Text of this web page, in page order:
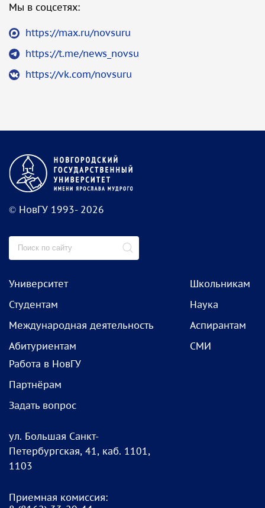
Мы в соцсетях:
https://max.ru/novsuru
https://t.me/news_novsu
https://vk.com/novsuru
© НовГУ 1993- 2026
Университет
Студентам
Международная деятельность
Абитуриентам
Школьникам
Наука
Аспирантам
СМИ
Работа в НовГУ
Партнёрам
Задать вопрос
ул. Большая Санкт-
Петербургская, 41, каб. 1101,
1103
Приемная комиссия: